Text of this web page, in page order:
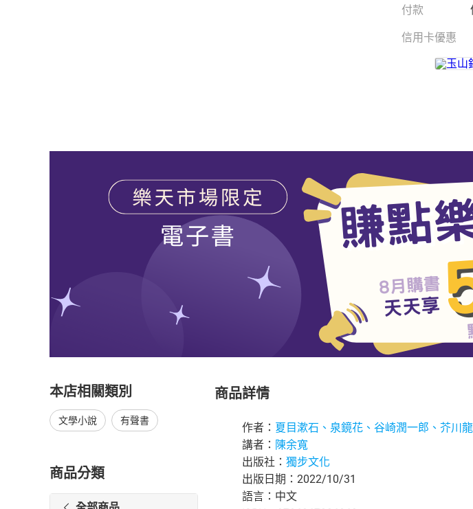
付款
信用卡優惠
本店相關類別
文學小說 有聲書
商品分類
商品詳情
作者： 夏目漱石、泉鏡花、谷崎潤一郎、芥川
講者： 陳余寬
出版社： 獨步文化
出版日期：2022/10/31
語言：中文